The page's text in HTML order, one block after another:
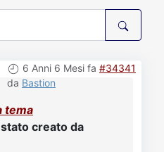
6 Anni 6 Mesi fa #34341
da Bastion
tema
creato da